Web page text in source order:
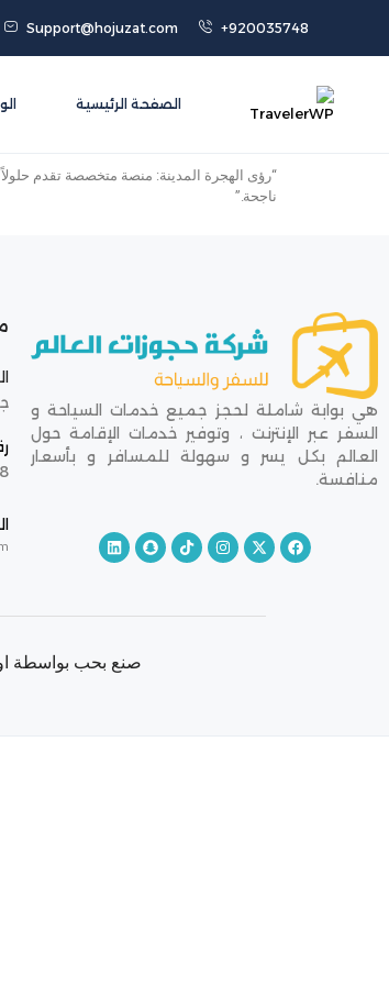
+920035748
Support@hojuzat.com
الصفحة الرئيسية
“رؤى الهجرة المدينة: منصة متخصصة تقدم
ناجحة.”
هي بوابة شاملة لحجز جميع خدمات السياحة و
السفر عبر الإنترنت ، وتوفير خدمات الإقامة حول
العالم بكل يسر و سهولة للمسافر و بأسعار
منافسة.
صنع بحب بواسطة